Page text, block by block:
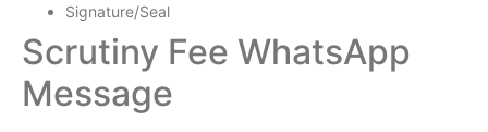
Signature/Seal
Scrutiny Fee WhatsApp
Message